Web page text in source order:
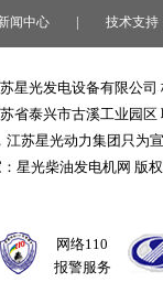
闻中心 | 技术支持
星光发电设备有限公司
省泰兴市古溪工业园
苏星光动力集团只为
星光柴油发电机网 版
网络110
报警服务